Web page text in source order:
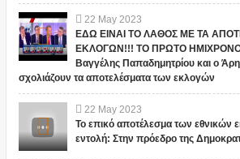
22 May 2023
ΕΔΩ ΕΙΝΑΙ ΤΟ ΛΑΘΟΣ ΜΕ ΤΑ
ΕΚΛΟΓΩΝ!!! ΤΟ ΠΡΩΤΟ
Βαγγέλης Παπαδημητρίου και ο
σχολιάζουν τα αποτελέσματα των εκλογών
22 May 2023
Το επικό αποτέλεσμα των εθνικών
εντολή: Στην πρόεδρο της